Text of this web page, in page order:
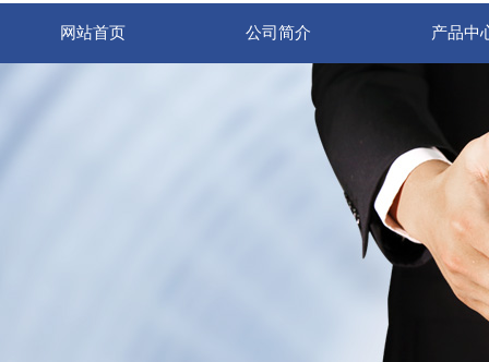
网站首页 公司简介 产品中